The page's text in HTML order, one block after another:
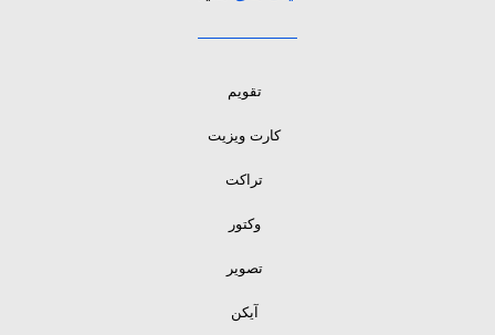
تقویم
کارت ویزیت
تراکت
وکتور
تصویر
آیکن